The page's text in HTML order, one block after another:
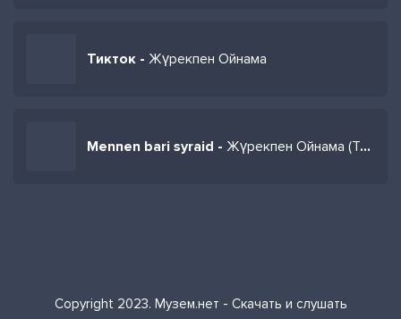
Тикток - Жүрекпен Ойнама
Mennen bari syraid - Жүрекпен Ойнама (Тик ток)
Copyright 2023. Музем.нет - Скачать и слушать